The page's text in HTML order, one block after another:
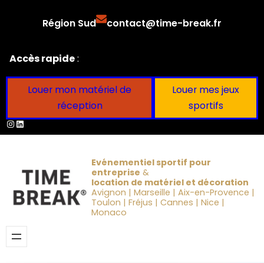
Région Sud contact@time-break.fr
Accès rapide:
Louer mon matériel de
réception
Louer mes jeux
sportifs
Instagram
LinkedIn
Evénementiel sportif pour
entreprise &
location de matériel et décoration
Avignon | Marseille | Aix-en-Provence |
Toulon | Fréjus | Cannes | Nice |
Monaco